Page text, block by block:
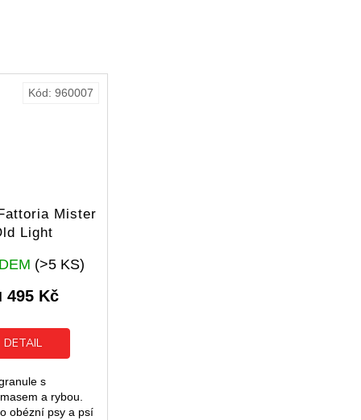
Mister
Light
hodnocení
je
z
5
hvězdiček.
(>5 KS)
495 Kč
DETAIL
s
a rybou.
obézní psy a psí
Kód: 960007